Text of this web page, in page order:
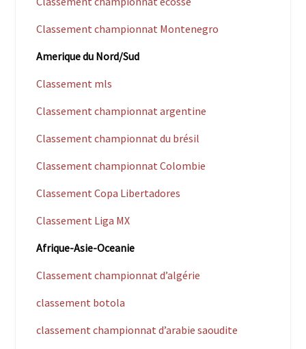
Classement championnat Montenegro
Amerique du Nord/Sud
Classement mls
Classement championnat argentine
Classement championnat du brésil
Classement championnat Colombie
Classement Copa Libertadores
Classement Liga MX
Afrique-Asie-Oceanie
Classement championnat d’algérie
classement botola
classement championnat d’arabie saoudite